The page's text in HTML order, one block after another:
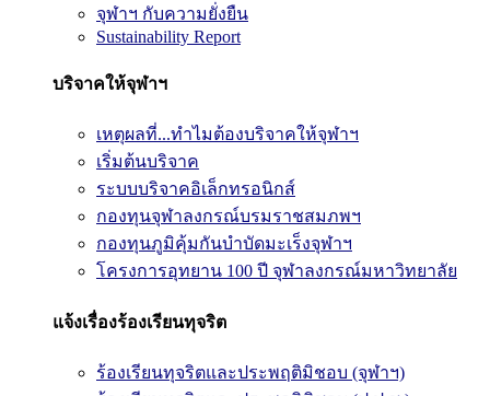
จุฬาฯ กับความยั่งยืน
Sustainability Report
บริจาคให้จุฬาฯ
เหตุผลที่...ทำไมต้องบริจาคให้จุฬาฯ
เริ่มต้นบริจาค
ระบบบริจาคอิเล็กทรอนิกส์
กองทุนจุฬาลงกรณ์บรมราชสมภพฯ
กองทุนภูมิคุ้มกันบำบัดมะเร็งจุฬาฯ
โครงการอุทยาน 100 ปี จุฬาลงกรณ์มหาวิทยาลัย
แจ้งเรื่องร้องเรียนทุจริต
ร้องเรียนทุจริตและประพฤติมิชอบ (จุฬาฯ)